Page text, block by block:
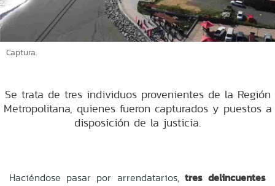
Captura.
Se trata de tres individuos provenientes de la Región
Metropolitana, quienes fueron capturados y puestos a
disposición de la justicia.
Haciéndose pasar por arrendatarios, tres delincuentes